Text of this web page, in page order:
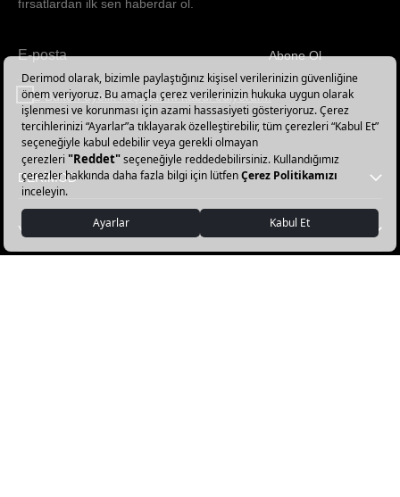
fırsatlardan ilk sen haberdar ol.
Haber
bültenimize
abone
olun!
Abone Ol
E-Bülten üyelik koşullarını kabul ediyorum.
DERİMOD
YARDIM